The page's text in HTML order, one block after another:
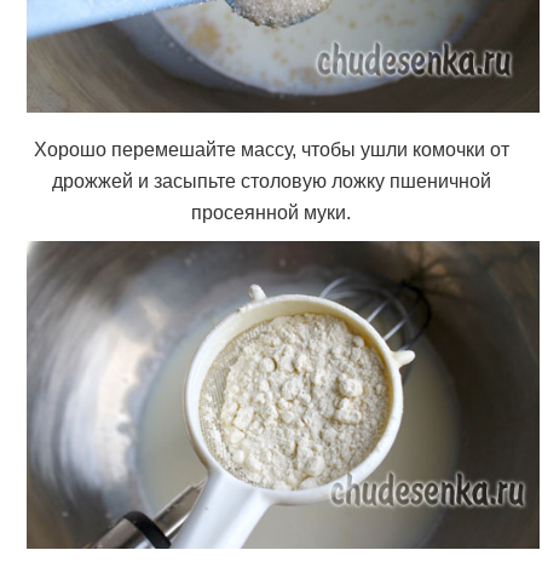
Хорошо перемешайте массу, чтобы ушли комочки от
дрожжей и засыпьте столовую ложку пшеничной
просеянной муки.